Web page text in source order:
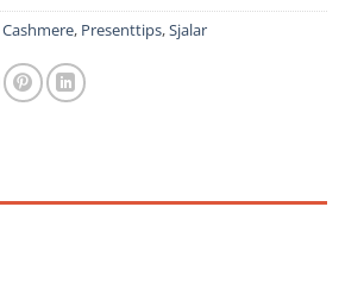
Cashmere, Presenttips,Sjalar